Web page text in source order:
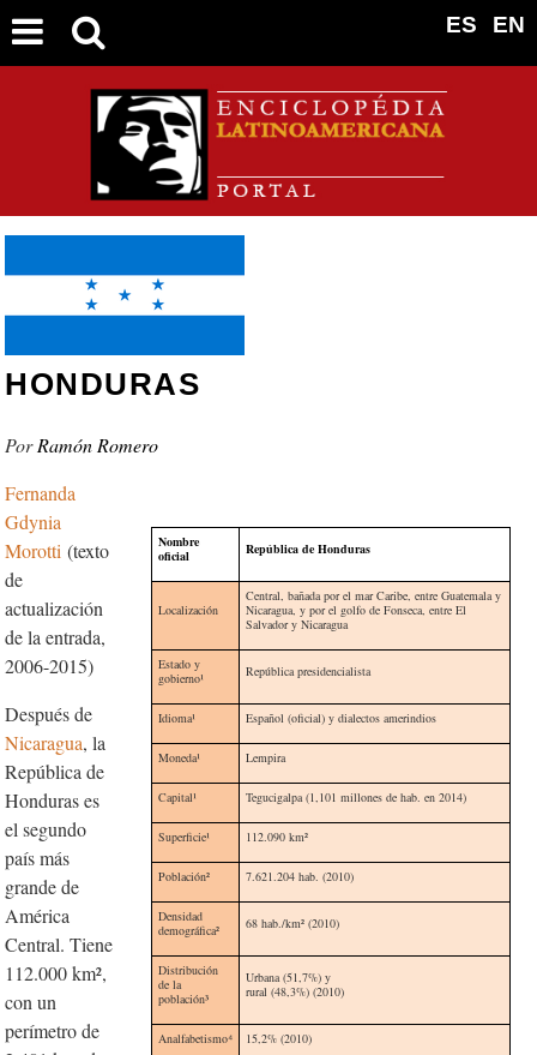
EN
ES
HONDURAS
Ramón Romero
Nombre
oficial
República de Honduras
Localización
Central, bañada por el mar Caribe, entre Guatemala y
Nicaragua, y por el golfo de Fonseca, entre El
Salvador y Nicaragua
Estado y
gobierno¹
República presidencialista
Idioma¹ Español (oficial) y dialectos amerindios
Moneda¹ Lempira
Capital¹ Tegucigalpa (1,101 millones de hab. en 2014)
Superficie¹ 112.090 km²
Población² 7.621.204 hab. (2010)
Densidad
demográfica²
68 hab./km² (2010)
Distribución
de la
población³
Urbana (51,7%) y
rural (48,3%) (2010)
Analfabetismo⁴ 15,2% (2010)
Fernanda
Gdynia
Morotti (texto
de
actualización
de la entrada,
2006-2015)
Después de
Nicaragua, la
República de
Honduras es
el segundo
país más
grande de
América
Central. Tiene
112.000 km²,
con un
perímetro de